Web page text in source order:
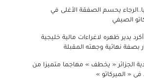
يحسم الصفقة الأغلى في
الصيفي
يدير ظهره لاغراءات مالية خليجية
بصفة نهائية وجهته المقبلة
الجزائر « يخطف » مهاجما متميزا من
في « الميركاتو »